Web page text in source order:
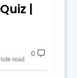
|
read
0